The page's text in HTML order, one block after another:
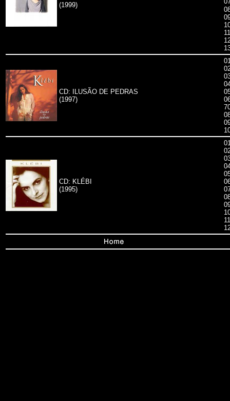
(1999)
CD: ILUSÃO DE PEDRAS
(1997)
CD: KLÉBI
(1995)